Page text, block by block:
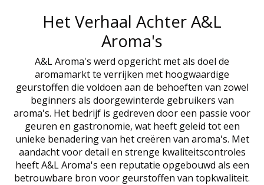
Het Verhaal Achter A&L
Aroma's
A&L Aroma's werd opgericht met als doel de
aromamarkt te verrijken met hoogwaardige
geurstoffen die voldoen aan de behoeften van zowel
beginners als doorgewinterde gebruikers van
aroma's. Het bedrijf is gedreven door een passie voor
geuren en gastronomie, wat heeft geleid tot een
unieke benadering van het creëren van aroma's. Met
aandacht voor detail en strenge kwaliteitscontroles
heeft A&L Aroma's een reputatie opgebouwd als een
betrouwbare bron voor geurstoffen van topkwaliteit.